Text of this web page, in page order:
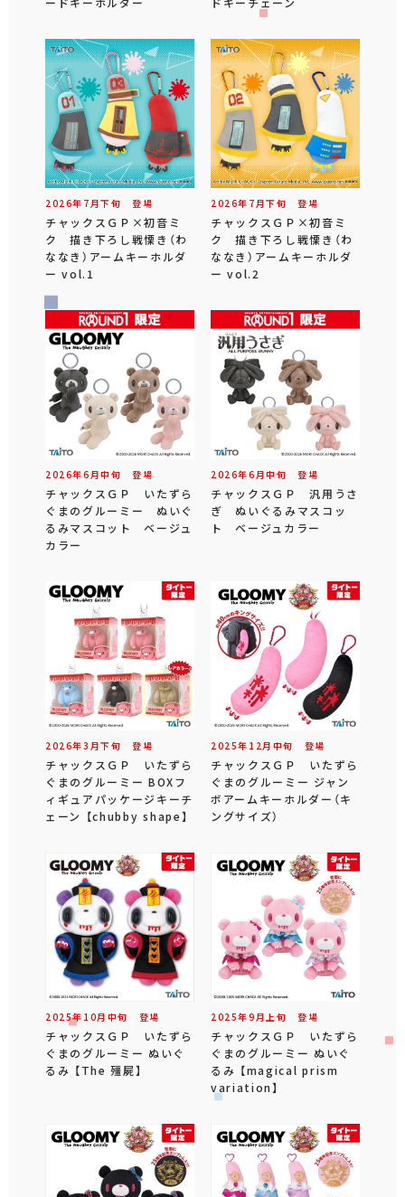
2026年 7 月下旬 登場
チャックスＧＰ×初音ミ
ク 描き下ろし戦慄き（わ
ななき）アームキーホルダ
ー vol.1
2026年 7 月下旬 登場
チャックスＧＰ×初音ミ
ク 描き下ろし戦慄き（わ
ななき）アームキーホルダ
ー vol.2
2026年6 月中旬 登場
チャックスＧＰ いたずら
ぐまのグルーミー ぬいぐ
るみマスコット ベージュ
カラー
2026年6 月中旬 登場
チャックスＧＰ 汎用うさ
ぎ ぬいぐるみマスコッ
ト ベージュカラー
2026年3 月下旬 登場
チャックスＧＰ いたずら
ぐまのグルーミー BOXフ
ィギュアパッケージキーチ
ェーン 【chubby shape】
2025年 12 月 中旬 登場
チャックスＧＰ いたずら
ぐまのグルーミー ジャン
ボアームキーホルダー（キ
ングサイズ）
2025年 10月 中旬 登場
チャックスＧＰ いたずら
ぐまのグルーミー ぬいぐ
るみ 【The 殭屍】
2025年9 月 上旬 登場
チャックスＧＰ いたずら
ぐまのグルーミー ぬいぐ
るみ 【magical prism
variation】